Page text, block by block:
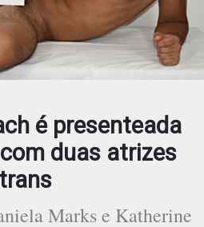
é presenteada
duas atrizes
trans
Marks e Katherine